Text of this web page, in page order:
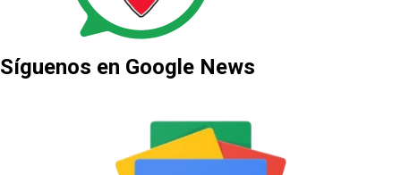
Síguenos en Google News